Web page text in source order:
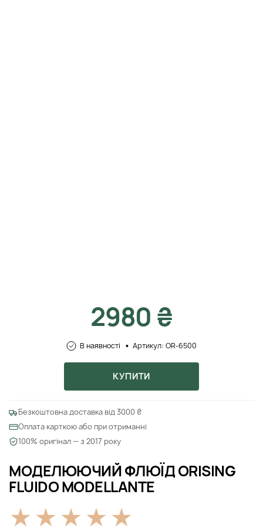
МОДЕЛЮЮЧИЙ ФЛЮЇД ORISING
FLUIDO MODELLANTE
2980 ₴
В наявності Артикул: OR-6500
КУПИТИ
Безкоштовна доставка від 3000 ₴
Оплата карткою або при отриманні
100% оригінал — з 2017 року